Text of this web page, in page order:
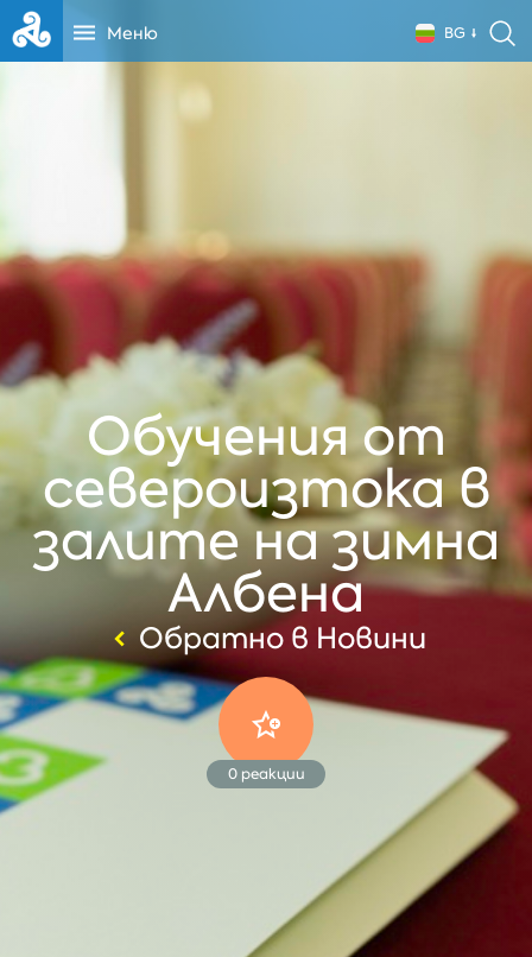
Меню BG
Обучения от
североизтока в
залите на зимна
Албена
Обратно в Новини
0реакции